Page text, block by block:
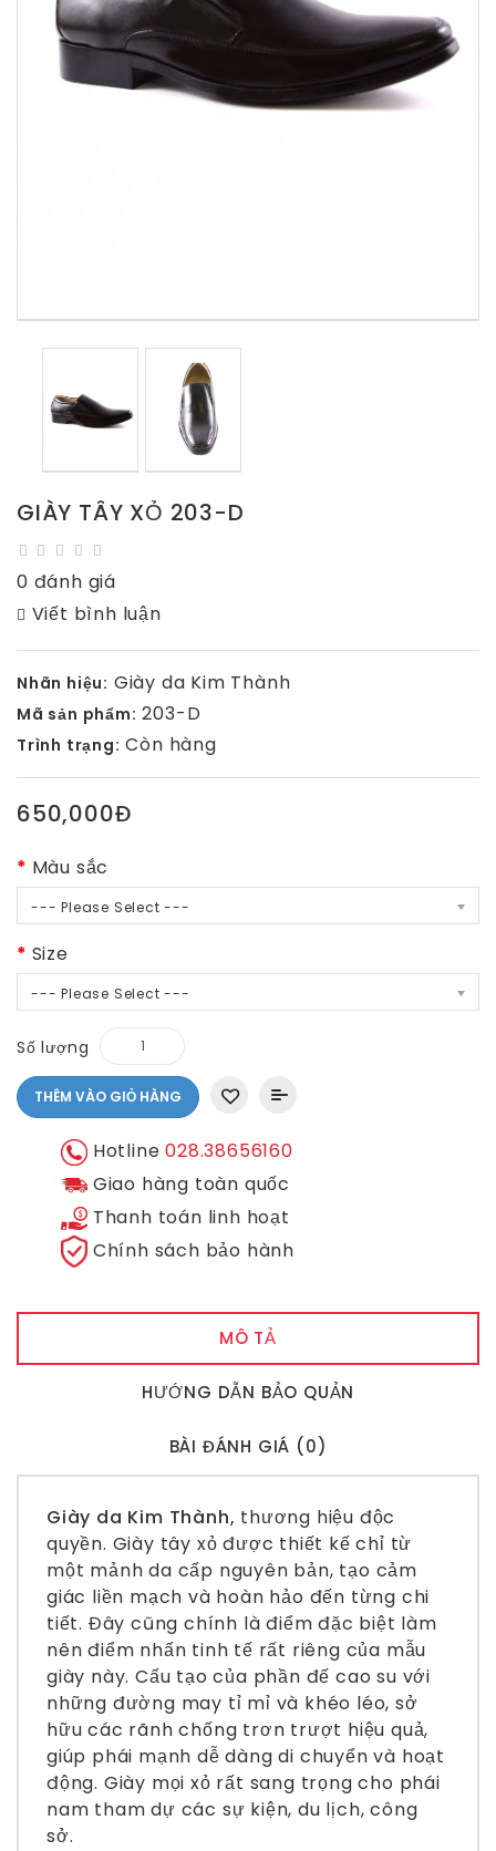
GIÀY TÂY XỎ 203-D
0 đánh giá
Viết bình luận
Nhãn hiệu: Giày da Kim Thành
Mã sản phẩm: 203-D
Trình trạng: Còn hàng
650,000Đ
Màu sắc
--- Please Select ---
Size
--- Please Select ---
Số lượng
THÊM VÀO GIỎ HÀNG
Hotline028.38656160
Giao hàng toàn quốc
Thanh toán linh hoạt
Chính sách bảo hành
MÔ TẢ
HƯỚNG DẪN BẢO QUẢN
BÀI ĐÁNH GIÁ (0)
Giày da Kim Thành, thương hiệu độc
quyền. Giày tây xỏ được thiết kế chỉ từ
một mảnh da cấp nguyên bản, tạo cảm
giác liền mạch và hoàn hảo đến từng chi
tiết. Đây cũng chính là điểm đặc biệt làm
nên điểm nhấn tinh tế rất riêng của mẫu
giày này. Cấu tạo của phần đế cao su với
những đường may tỉ mỉ và khéo léo, sở
hữu các rãnh chống trơn trượt hiệu quả,
giúp phái mạnh dễ dàng di chuyển và hoạt
động. Giày mọi xỏ rất sang trọng cho phái
nam tham dự các sự kiện, du lịch, công
sở.